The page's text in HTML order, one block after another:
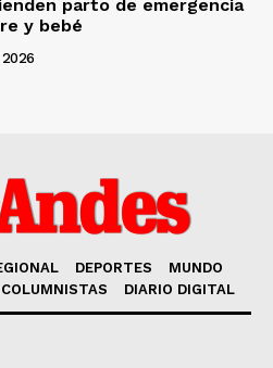
parto de emergencia
y bebé
DEPORTES
MUNDO
COLUMNISTAS DIARIO DIGITAL